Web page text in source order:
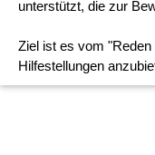
unterstützt, die zur
Ziel ist es vom
Hilfestellungen